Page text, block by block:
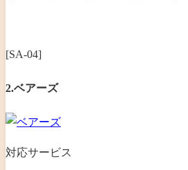
[SA-04]
2.ベアーズ
対応サービス